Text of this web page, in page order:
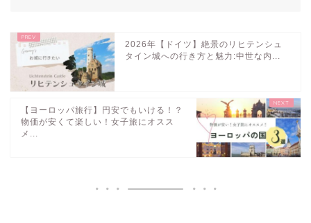
2026年【ドイツ】絶景のリヒテンシュ
タイン城への行き方と魅力:中世な内...
【ヨーロッパ旅行】円安でもいける！？
物価が安くて楽しい！女子旅にオスス
メ...